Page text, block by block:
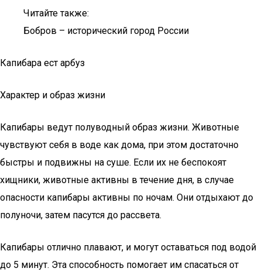
Читайте также:
Бобров – исторический город России
Капибара ест арбуз
Характер и образ жизни
Капибары ведут полуводный образ жизни. Животные
чувствуют себя в воде как дома, при этом достаточно
быстры и подвижны на суше. Если их не беспокоят
хищники, животные активны в течение дня, в случае
опасности капибары активны по ночам. Они отдыхают до
полуночи, затем пасутся до рассвета.
Капибары отлично плавают, и могут оставаться под водой
до 5 минут. Эта способность помогает им спасаться от